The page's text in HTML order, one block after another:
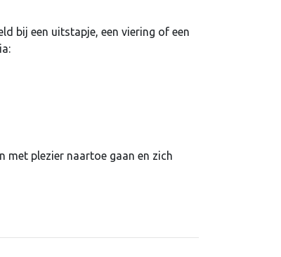
bij een uitstapje, een viering of een
met plezier naartoe gaan en zich